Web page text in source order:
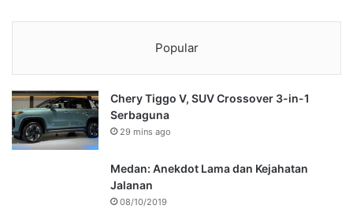
Popular
Chery Tiggo V, SUV Crossover 3-in-1
Serbaguna
29 mins ago
Medan: Anekdot Lama dan Kejahatan
Jalanan
08/10/2019